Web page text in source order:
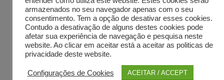
Directorist Locations
armazenados no seu navegador apenas com o seu
consentimento. Tem a opção de desativar esses cookies.
Contudo a desativação de alguns destes cookies pode
afetar sua experiência de navegação e pesquisa neste
website. Ao clicar em aceitar está a aceitar as politicas de
privacidade deste website.
Configurações de Cookies ACEITAR / ACCEPT